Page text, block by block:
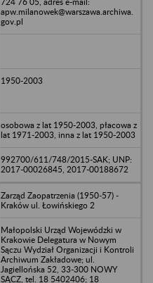
apw.milanowek@warszawa.archiwa.
gov.pl
1950-2003
osobowa z lat 1950-2003, płacowa z
lat 1971-2003, inna z lat 1950-2003
992700/611/748/2015-SAK; UNP:
2017-00026845, 2017-00188672
Zarząd Zaopatrzenia (1950-57) -
Kraków ul. Łowińskiego 2
Małopolski Urząd Wojewódzki w
Krakowie Delegatura w Nowym
Sączu Wydział Organizacji i Kontroli
Archiwum Zakładowe; ul.
Jagiellońska 52, 33-300 NOWY
SĄCZ, tel. 18 5402406; 18